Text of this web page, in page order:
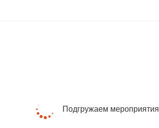
Подгружаем мероприятия